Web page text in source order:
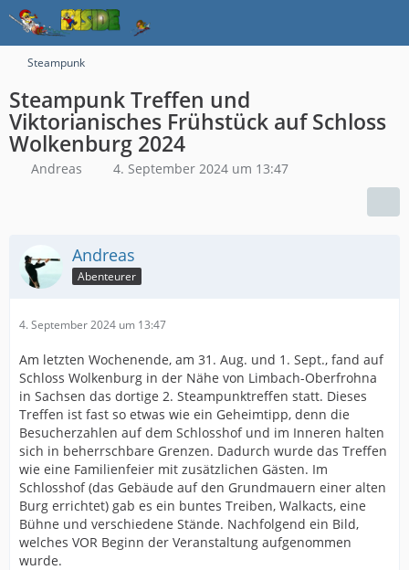
Steampunk
Steampunk Treffen und
Viktorianisches Frühstück auf Schloss
Wolkenburg 2024
Andreas 4. September 2024 um 13:47
Andreas
Abenteurer
4. September 2024 um 13:47
Am letzten Wochenende, am 31. Aug. und 1. Sept., fand auf
Schloss Wolkenburg in der Nähe von Limbach-Oberfrohna
in Sachsen das dortige 2. Steampunktreffen statt. Dieses
Treffen ist fast so etwas wie ein Geheimtipp, denn die
Besucherzahlen auf dem Schlosshof und im Inneren halten
sich in beherrschbare Grenzen. Dadurch wurde das Treffen
wie eine Familienfeier mit zusätzlichen Gästen. Im
Schlosshof (das Gebäude auf den Grundmauern einer alten
Burg errichtet) gab es ein buntes Treiben, Walkacts, eine
Bühne und verschiedene Stände. Nachfolgend ein Bild,
welches VOR Beginn der Veranstaltung aufgenommen
wurde.